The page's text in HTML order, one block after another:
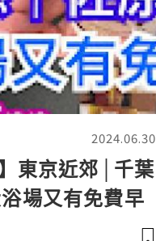
2024.06.30
東京近郊│千葉
場又有免費早
佐原駅前